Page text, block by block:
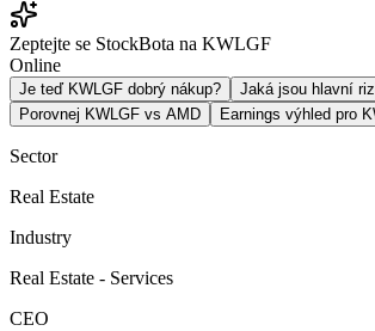
Zeptejte se StockBota na KWLGF
Online
Je teď KWLGF dobrý nákup?
Jaká jsou hlavní
Porovnej KWLGF vs AMD
Earnings výhled pro
Sector
Real Estate
Industry
Real Estate - Services
CEO